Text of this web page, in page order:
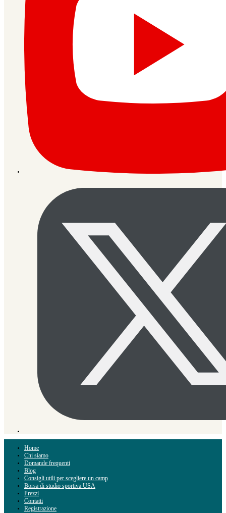
Home
Chi siamo
Domande frequenti
Blog
Consigli utili per scegliere un camp
Borsa di studio sportiva USA
Prezzi
Contatti
Registrazione